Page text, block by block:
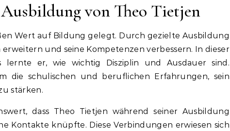
von Theo Tietjen
Wert auf Bildung gelegt. Durch gezielte Ausbildung
erweitern und seine Kompetenzen verbessern. In dieser
lernte er, wie wichtig Disziplin und Ausdauer sind.
die schulischen und beruflichen Erfahrungen, sein
stärken.
dass Theo Tietjen während seiner Ausbildung
Kontakte knüpfte. Diese Verbindungen erwiesen sich